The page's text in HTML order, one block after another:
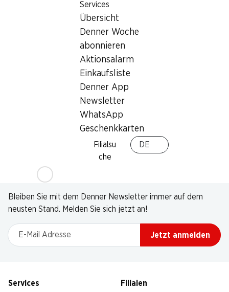
Services
Übersicht
Denner Woche
abonnieren
Aktionsalarm
Einkaufsliste
Denner App
Newsletter
WhatsApp
Geschenkkarten
Filialsu
che
DE
Newsletter
Bleiben Sie mit dem Denner Newsletter immer auf dem
neusten Stand. Melden Sie sich jetzt an!
E-Mail Adresse
Jetzt anmelden
Services
Filialen